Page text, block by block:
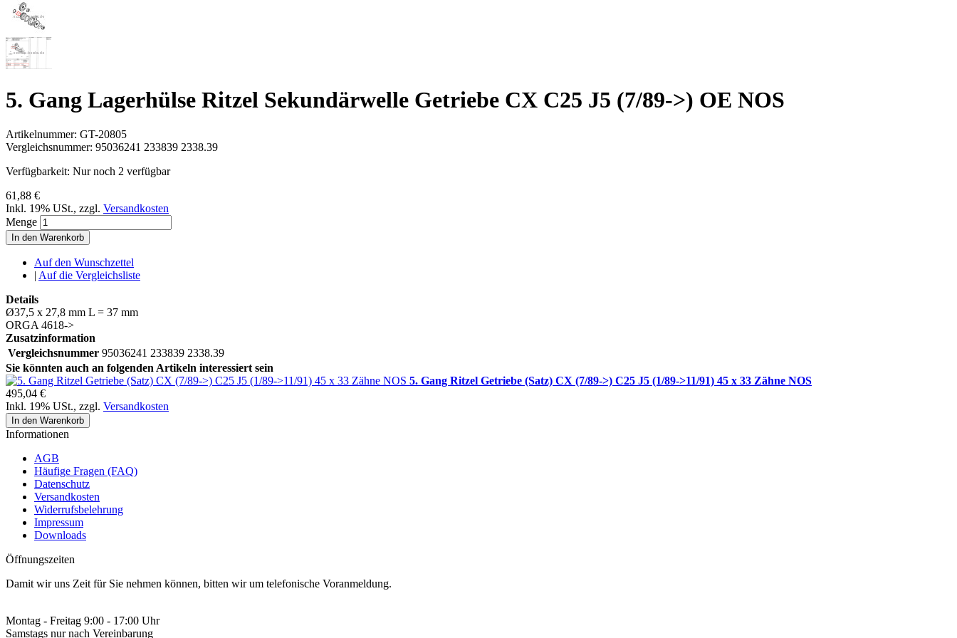
5. Gang Lagerhülse Ritzel Sekundärwelle Getriebe CX C25 J5 (7/89->) OE NOS
Artikelnummer: GT-20805
Vergleichsnummer: 95036241 233839 2338.39
Verfügbarkeit: Nur noch 2 verfügbar
61,88 €
Inkl. 19% USt., zzgl. Versandkosten
Menge
In den Warenkorb
Auf den Wunschzettel
| Auf die Vergleichsliste
Details
Ø37,5 x 27,8 mm L = 37 mm
ORGA 4618->
Zusatzinformation
Vergleichsnummer 95036241 233839 2338.39
Sie könnten auch an folgenden Artikeln interessiert sein
5. Gang Ritzel Getriebe (Satz) CX (7/89->) C25 J5 (1/89->11/91) 45 x 33 Zähne NOS
495,04 €
Inkl. 19% USt., zzgl. Versandkosten
In den Warenkorb
Informationen
AGB
Häufige Fragen (FAQ)
Datenschutz
Versandkosten
Widerrufsbelehrung
Impressum
Downloads
Öffnungszeiten
Damit wir uns Zeit für Sie nehmen können, bitten wir um telefonische Voranmeldung.
Montag - Freitag 9:00 - 17:00 Uhr
Samstags nur nach Vereinbarung